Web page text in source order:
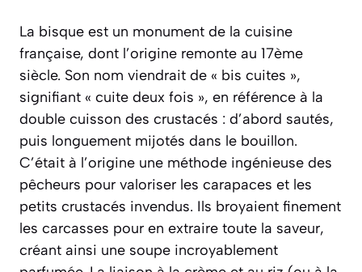
La bisque est un monument de la cuisine
française, dont l’origine remonte au 17ème
siècle. Son nom viendrait de « bis cuites »,
signifiant « cuite deux fois », en référence à la
double cuisson des crustacés : d’abord sautés,
puis longuement mijotés dans le bouillon.
C’était à l’origine une méthode ingénieuse des
pêcheurs pour valoriser les carapaces et les
petits crustacés invendus. Ils broyaient finement
les carcasses pour en extraire toute la saveur,
créant ainsi une soupe incroyablement